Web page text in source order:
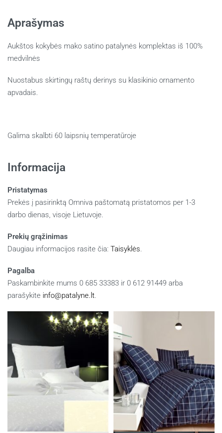
Aprašymas
Aukštos kokybės mako satino patalynės komplektas iš 100%
medvilnės
Nuostabus skirtingų raštų derinys su klasikinio ornamento
apvadais.
Galima skalbti 60 laipsnių temperatūroje
Informacija
Pristatymas
Prekės į pasirinktą Omniva paštomatą pristatomos per 1-3
darbo dienas, visoje Lietuvoje.
Prekių grąžinimas
Daugiau informacijos rasite čia: Taisyklės.
Pagalba
Paskambinkite mums 0 685 33383 ir 0 612 91449 arba
parašykite info@patalyne.lt.
Panašūs produktai
Damasto patalynės komplektas
Patalynės komplektas MODERN